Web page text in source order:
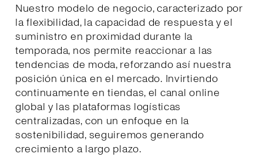
Nuestro modelo de negocio, caracterizado por
la flexibilidad, la capacidad de respuesta y el
suministro en proximidad durante la
temporada, nos permite reaccionar a las
tendencias de moda, reforzando así nuestra
posición única en el mercado. Invirtiendo
continuamente en tiendas, el canal online
global y las plataformas logísticas
centralizadas, con un enfoque en la
sostenibilidad, seguiremos generando
crecimiento a largo plazo.